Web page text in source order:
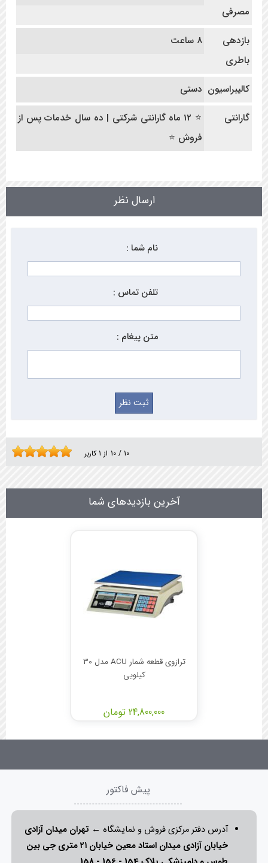
مصرفی
بازدهی
باطری
8 ساعت
کالیبراسیون دستی
گارانتی
⭐ 12 ماه گارانتی شرکتی | ده سال خدمات پس از
فروش ⭐
ارسال نظر
نام شما :
تلفن تماس :
متن پیغام :
10 / 10 از 1کاربر
آخرین بازدیدهای شما
ترازوی قطعه شمار ACU مدل 30
کیلویی
24,800,000 تومان
پیش فاکتور
آدرس دفتر مرکزی فروش و نمایشگاه ← تهران میدان آزادی
خیابان آزادی میدان استاد معین خیابان ۲۱ متری جی بین